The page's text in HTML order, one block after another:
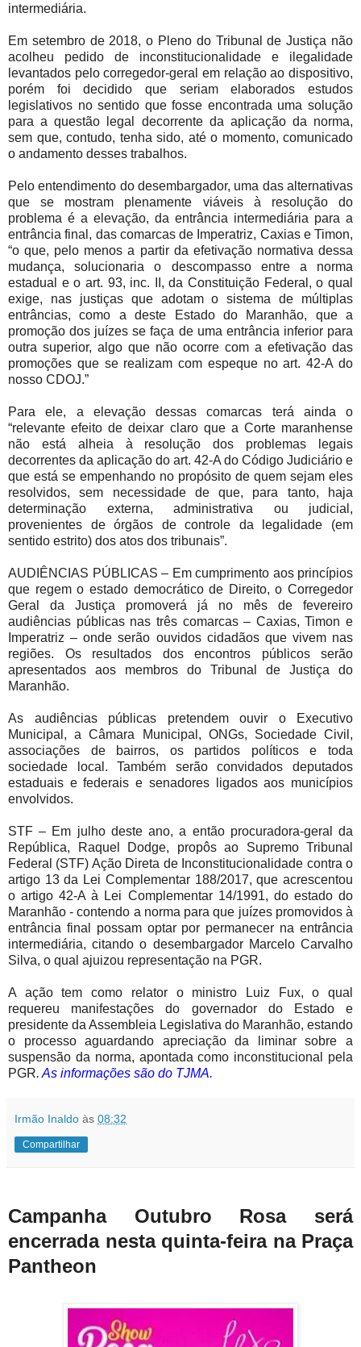
intermediária.
Em setembro de 2018, o Pleno do Tribunal de Justiça não
acolheu pedido de inconstitucionalidade e ilegalidade
levantados pelo corregedor-geral em relação ao dispositivo,
porém foi decidido que seriam elaborados estudos
legislativos no sentido que fosse encontrada uma solução
para a questão legal decorrente da aplicação da norma,
sem que, contudo, tenha sido, até o momento, comunicado
o andamento desses trabalhos.
Pelo entendimento do desembargador, uma das alternativas
que se mostram plenamente viáveis à resolução do
problema é a elevação, da entrância intermediária para a
entrância final, das comarcas de Imperatriz, Caxias e Timon,
“o que, pelo menos a partir da efetivação normativa dessa
mudança, solucionaria o descompasso entre a norma
estadual e o art. 93, inc. II, da Constituição Federal, o qual
exige, nas justiças que adotam o sistema de múltiplas
entrâncias, como a deste Estado do Maranhão, que a
promoção dos juízes se faça de uma entrância inferior para
outra superior, algo que não ocorre com a efetivação das
promoções que se realizam com espeque no art. 42-A do
nosso CDOJ.”
Para ele, a elevação dessas comarcas terá ainda o
“relevante efeito de deixar claro que a Corte maranhense
não está alheia à resolução dos problemas legais
decorrentes da aplicação do art. 42-A do Código Judiciário e
que está se empenhando no propósito de quem sejam eles
resolvidos, sem necessidade de que, para tanto, haja
determinação externa, administrativa ou judicial,
provenientes de órgãos de controle da legalidade (em
sentido estrito) dos atos dos tribunais”.
AUDIÊNCIAS PÚBLICAS – Em cumprimento aos princípios
que regem o estado democrático de Direito, o Corregedor
Geral da Justiça promoverá já no mês de fevereiro
audiências públicas nas três comarcas – Caxias, Timon e
Imperatriz – onde serão ouvidos cidadãos que vivem nas
regiões. Os resultados dos encontros públicos serão
apresentados aos membros do Tribunal de Justiça do
Maranhão.
As audiências públicas pretendem ouvir o Executivo
Municipal, a Câmara Municipal, ONGs, Sociedade Civil,
associações de bairros, os partidos políticos e toda
sociedade local. Também serão convidados deputados
estaduais e federais e senadores ligados aos municípios
envolvidos.
STF – Em julho deste ano, a então procuradora-geral da
República, Raquel Dodge, propôs ao Supremo Tribunal
Federal (STF) Ação Direta de Inconstitucionalidade contra o
artigo 13 da Lei Complementar 188/2017, que acrescentou
o artigo 42-A à Lei Complementar 14/1991, do estado do
Maranhão - contendo a norma para que juízes promovidos à
entrância final possam optar por permanecer na entrância
intermediária, citando o desembargador Marcelo Carvalho
Silva, o qual ajuizou representação na PGR.
A ação tem como relator o ministro Luiz Fux, o qual
requereu manifestações do governador do Estado e
presidente da Assembleia Legislativa do Maranhão, estando
o processo aguardando apreciação da liminar sobre a
suspensão da norma, apontada como inconstitucional pela
PGR. As informações são do TJMA.
Irmão Inaldo às 08:32
Compartilhar
Campanha Outubro Rosa será
encerrada nesta quinta-feira na Praça
Pantheon